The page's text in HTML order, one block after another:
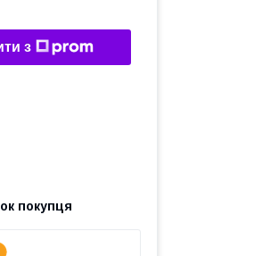
з
покупця